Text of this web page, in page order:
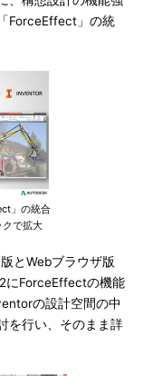
ForceEffect」の統
」の統合
で拡大
とWebブラウザ版
にForceEffectの機能
の設計空間の中
を行い、そのまま詳